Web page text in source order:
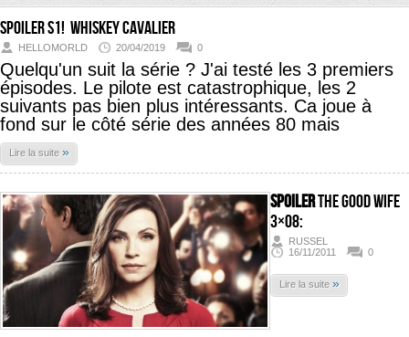
SPOILER s1! Whiskey Cavalier
HELLOMORLD 20/04/2019 0
Quelqu'un suit la série ? J'ai testé les 3 premiers
épisodes. Le pilote est catastrophique, les 2
suivants pas bien plus intéressants. Ca joue à
fond sur le côté série des années 80 mais
Lire la suite »
SPOILERThe Good Wife
3×08:
RUSSEL
16/11/2011
0
Lire la suite »